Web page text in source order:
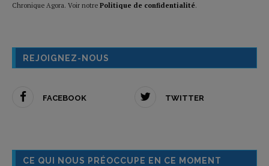
Chronique Agora. Voir notre Politique de confidentialité.
REJOIGNEZ-NOUS
FACEBOOK TWITTER
CE QUI NOUS PRÉOCCUPE EN CE MOMENT